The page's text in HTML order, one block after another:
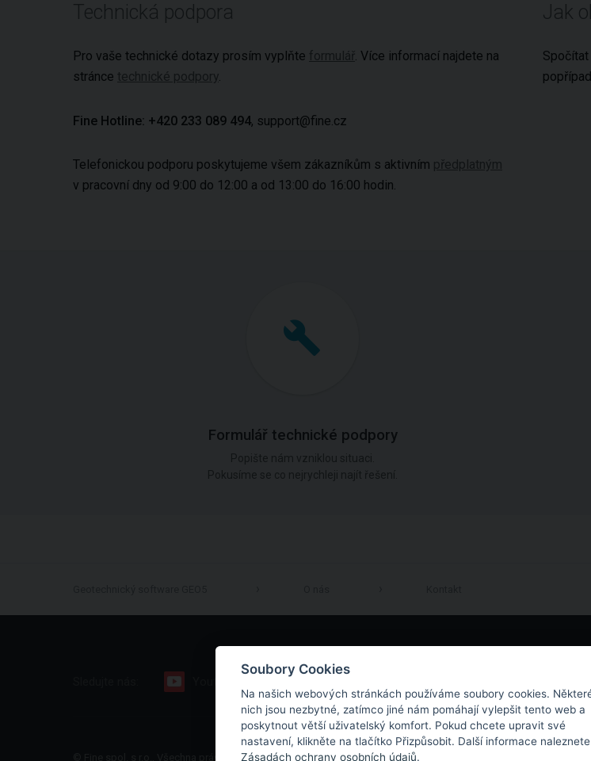
Technická podpora
Pro vaše technické dotazy prosím vyplňte formulář. Více informací najdete na
stránce technické podpory.
Fine Hotline: +420 233 089 494, support@fine.cz
Telefonickou podporu poskytujeme všem zákazníkům s aktivním předplatným
v pracovní dny od 9:00 do 12:00 a od 13:00 do 16:00 hodin.
Jak
Formulář technické podpory
© Fine spol. s r.o., Všechna práva vyhrazena |Mapa stránek|Ochrana osobních údajů
Soubory Cookies
Na našich webových stránkách používáme soubory cookies.
nich jsou nezbytné, zatímco jiné nám pomáhají vylepšit tento web a
poskytnout větší uživatelský komfort. Pokud chcete upravit své
nastavení, klikněte na tlačítko Přizpůsobit. Další informace
Zásadách ochrany osobních údajů.